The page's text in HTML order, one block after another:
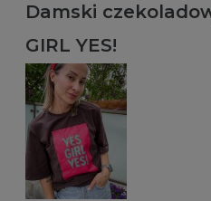
Damski
GIRL YES!